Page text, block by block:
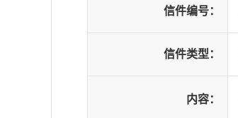
信件编号：
信件类型：
内容：